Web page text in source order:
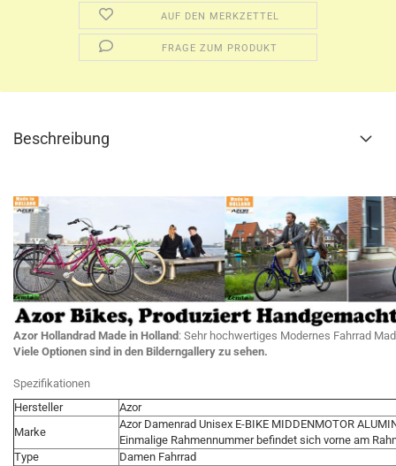
AUF DEN MERKZETTEL
FRAGE ZUM PRODUKT
Beschreibung
Azor Hollandrad Made in Holland : Sehr hochwertiges Modernes Fahrrad
Viele Optionen sind in den Bilderngallery zu sehen.
Spezifikationen
Hersteller
Azor
Marke
Azor Damenrad Unisex E-BIKE MIDDENMOTOR
Einmalige Rahmennummer befindet sich vorne am
Type
Damen Fahrrad